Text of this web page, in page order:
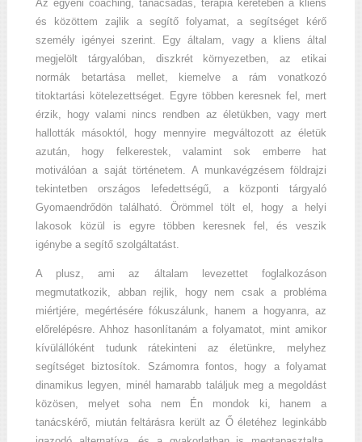
Az egyéni coaching, tanácsadás, terápia keretében a kliens
és közöttem zajlik a segítő folyamat, a segítséget kérő
személy igényei szerint. Egy általam, vagy a kliens által
megjelölt tárgyalóban, diszkrét környezetben, az etikai
normák betartása mellet, kiemelve a rám vonatkozó
titoktartási kötelezettséget. Egyre többen keresnek fel, mert
érzik, hogy valami nincs rendben az életükben, vagy mert
hallották másoktól, hogy mennyire megváltozott az életük
azután, hogy felkerestek, valamint sok emberre hat
motiválóan a saját történetem. A munkavégzésem földrajzi
tekintetben országos lefedettségű, a központi tárgyaló
Gyomaendrődön található. Örömmel tölt el, hogy a helyi
lakosok közül is egyre többen keresnek fel, és veszik
igénybe a segítő szolgáltatást.
A plusz, ami az általam levezettet foglalkozáson
megmutatkozik, abban rejlik, hogy nem csak a probléma
miértjére, megértésére fókuszálunk, hanem a hogyanra, az
előrelépésre. Ahhoz hasonlítanám a folyamatot, mint amikor
kívülállóként tudunk rátekinteni az életünkre, melyhez
segítséget biztosítok. Számomra fontos, hogy a folyamat
dinamikus legyen, minél hamarabb találjuk meg a megoldást
közösen, melyet soha nem Én mondok ki, hanem a
tanácskérő, miután feltárásra került az Ő életéhez leginkább